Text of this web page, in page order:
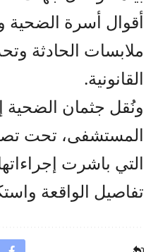
أقوال أسرة
ملابسات الحادثة
القانونية.
ونُقل جثمان
المستشفى، تحت
التي باشرت
تفاصيل الواقعة